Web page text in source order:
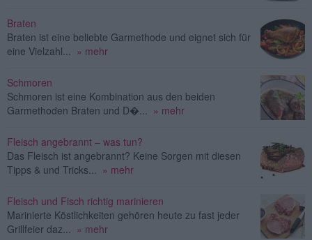
Braten
Braten ist eine beliebte Garmethode und eignet sich für
eine Vielzahl... » mehr
Schmoren
Schmoren ist eine Kombination aus den beiden
Garmethoden Braten und D�... » mehr
Fleisch angebrannt – was tun?
Das Fleisch ist angebrannt? Keine Sorgen mit diesen
Tipps & und Tricks... » mehr
Fleisch und Fisch richtig marinieren
Marinierte Köstlichkeiten gehören heute zu fast jeder
Grillfeier daz... » mehr